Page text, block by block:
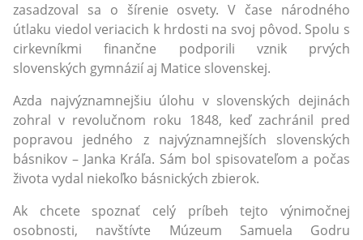
zasadzoval sa o šírenie osvety. V čase národného
útlaku viedol veriacich k hrdosti na svoj pôvod. Spolu s
cirkevníkmi finančne podporili vznik prvých
slovenských gymnázií aj Matice slovenskej.
Azda najvýznamnejšiu úlohu v slovenských dejinách
zohral v revolučnom roku 1848, keď zachránil pred
popravou jedného z najvýznamnejších slovenských
básnikov – Janka Kráľa. Sám bol spisovateľom a počas
života vydal niekoľko básnických zbierok.
Ak chcete spoznať celý príbeh tejto výnimočnej
osobnosti, navštívte Múzeum Samuela Godru